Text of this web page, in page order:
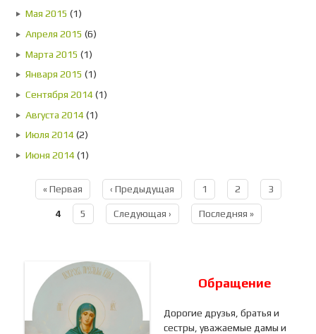
Мая 2015 (1)
Апреля 2015 (6)
Марта 2015 (1)
Января 2015 (1)
Сентября 2014 (1)
Августа 2014 (1)
Июля 2014 (2)
Июня 2014 (1)
Страницы
« Первая ‹ Предыдущая 1 2 3
4 5 Следующая › Последняя »
Обращение
Дорогие друзья, братья и
сестры, уважаемые дамы и